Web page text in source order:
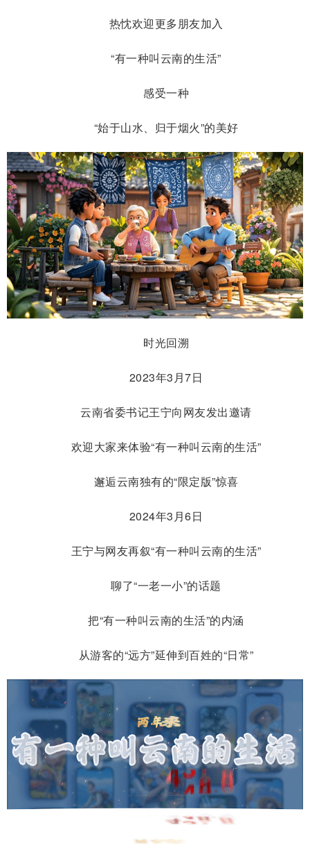
热忱欢迎更多朋友加入
“有一种叫云南的生活”
感受一种
“始于山水、归于烟火”的美好
时光回溯
2023年3月7日
云南省委书记王宁向网友发出邀请
欢迎大家来体验“有一种叫云南的生活”
邂逅云南独有的“限定版”惊喜
2024年3月6日
王宁与网友再叙“有一种叫云南的生活”
聊了“一老一小”的话题
把“有一种叫云南的生活”的内涵
从游客的“远方”延伸到百姓的“日常”